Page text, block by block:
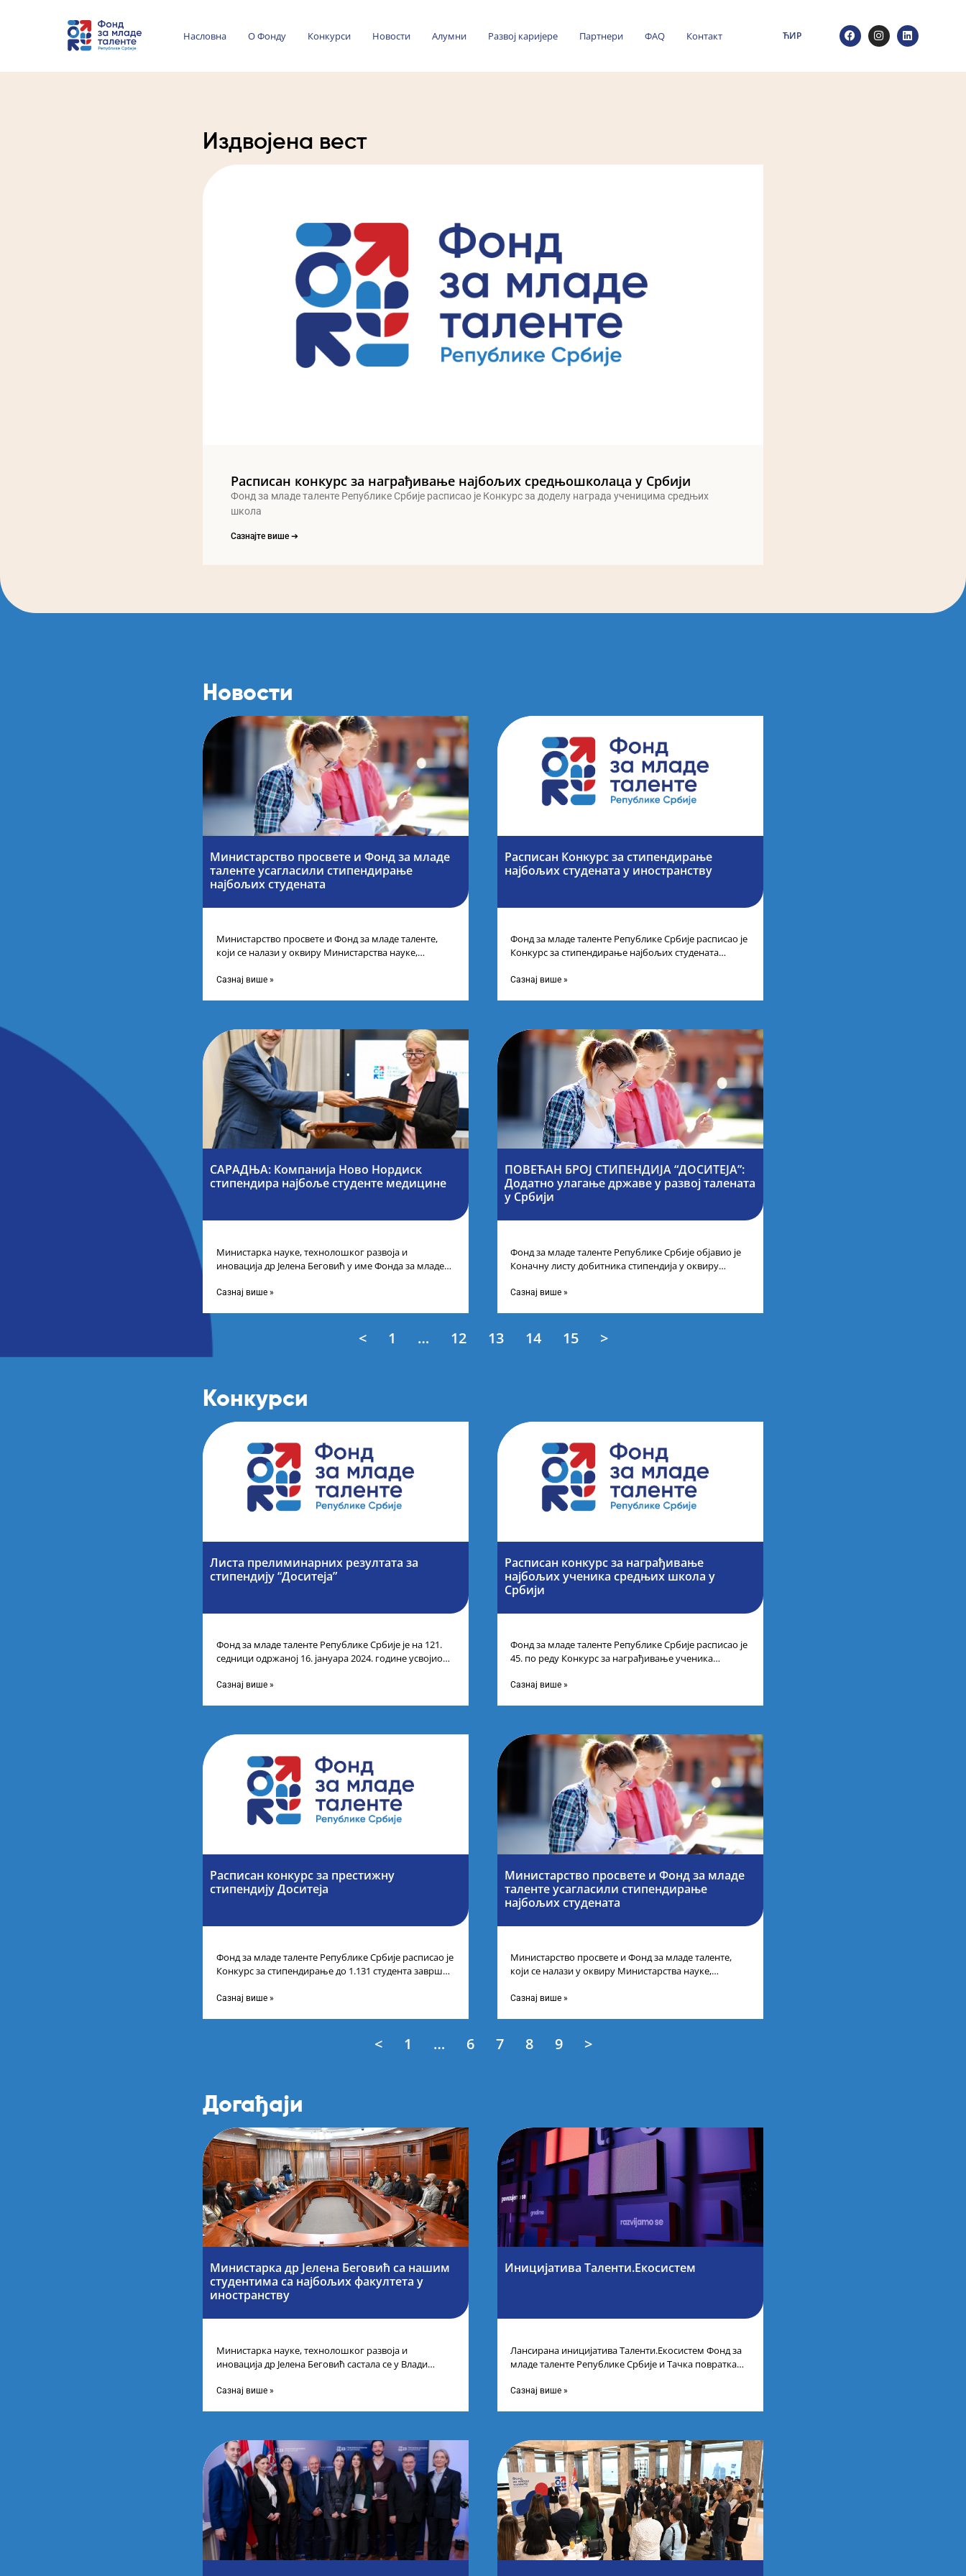
Насловна О Фонду Конкурси Новости Алумни Развој каријере Партнери ФАQ Контакт ЋИР
Издвојена вест
Расписан конкурс за награђивање најбољих средњошколаца у Србији
Фонд за младе таленте Републике Србије расписао је Конкурс за доделу награда ученицима средњих
школа
Сазнајте више ➔
Новости
Министарство просвете и Фонд за младе
таленте усагласили стипендирање
најбољих студената
Министарство просвете и Фонд за младе таленте,
који се налази у оквиру Министарства науке,
Сазнај више »
Расписан Конкурс за стипендирање
најбољих студената y иностранству
Фонд за младе таленте Републике Србије расписао је
Конкурс за стипендирање најбољих студената
Сазнај више »
САРАДЊА: Компанија Ново Нордиск
стипендира најбоље студенте медицине
Министарка науке, технолошког развоја и
иновација др Јелена Беговић у име Фонда за младе
Сазнај више »
ПОВЕЋАН БРОЈ СТИПЕНДИЈА “ДОСИТЕЈА”:
Додатно улагање државе у развој талената
у Србији
Фонд за младе таленте Републике Србије објавио је
Коначну листу добитника стипендија у оквиру
завршне
Сазнај више »
< 1 … 12 13 14 15 >
Конкурси
Листа прелиминарних резултата за
стипендију “Доситеја”
Фонд за младе таленте Републике Србије је на 121.
седници одржаној 16. јануара 2024. године усвојио
Сазнај више »
Расписан конкурс за награђивање
најбољих ученика средњих школа у
Србији
Фонд за младе таленте Републике Србије расписао је
45. по реду Конкурс за награђивање ученика
Сазнај више »
Расписан конкурс за престижну
стипендију Доситеја
Фонд за младе таленте Републике Србије расписао је
Конкурс за стипендирање до 1.131 студента завршне
Сазнај више »
Министарство просвете и Фонд за младе
таленте усагласили стипендирање
најбољих студената
Министарство просвете и Фонд за младе таленте,
који се налази у оквиру Министарства науке,
Сазнај више »
< 1 … 6 7 8 9 >
Догађаји
Министарка др Јелена Беговић са нашим
студентима са најбољих факултета у
иностранству
Министарка науке, технолошког развоја и
иновација др Јелена Беговић састала се у Влади
Сазнај више »
Иницијатива Таленти.Екосистем
Лансирана иницијатива Таленти.Екосистем Фонд за
младе таленте Републике Србије и Тачка повратка
догађају су се
Сазнај више »